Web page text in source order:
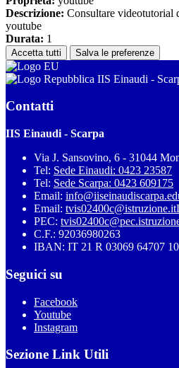
Descrizione: Consultare videotutorial
youtube
Durata: 1
Accetta tutti Salva le preferenze
IIS Einaudi -
Contatti
IIS Einaudi - Scarpa
Via J. Sansovino, 6 - 31044
Tel: Sede Einaudi: 0423 23587
Tel: Sede Scarpa: 0423 609175
Email:
Email: tvis02400c@istruzione.it
PEC:
C.F.: 92036980263
IBAN: IT 21 R 03069 64707
Seguici su
Facebook
Youtube
Instagram
Sezione Link Utili